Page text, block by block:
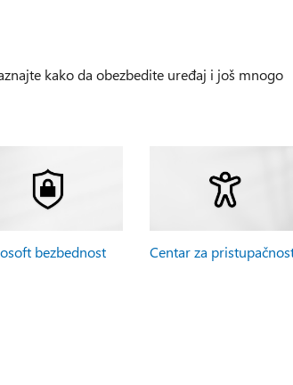
kako da obezbedite uređaj i još mnogo
bezbednost Centar za